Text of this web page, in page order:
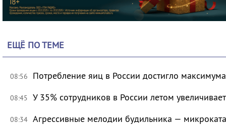
ЕЩЁ ПО ТЕМЕ
08:56 Потребление яиц в России достигло
08:45 У 35% сотрудников в России летом
08:34 Агрессивные мелодии будильника —